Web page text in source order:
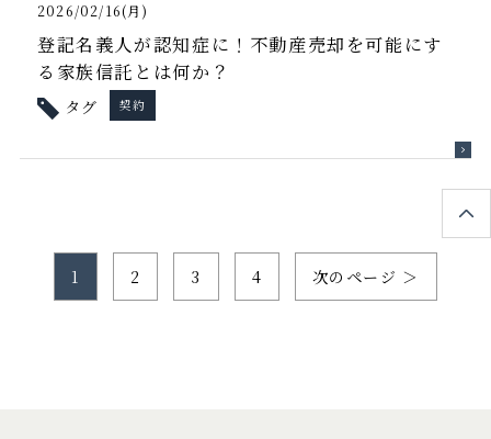
2026/02/16(月)
登記名義人が認知症に！不動産売却を可能にす
る家族信託とは何か？
タグ 契約
1 2 3 4 次のページ ＞